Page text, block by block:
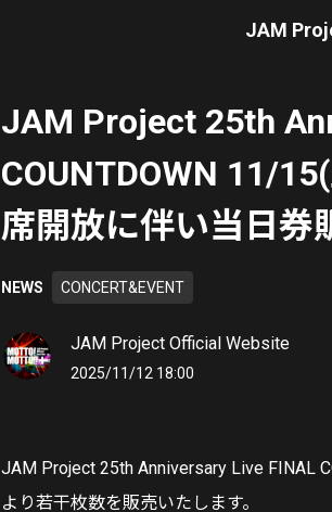
JAM
JAM Project 25th
COUNTDOWN 11/
席開放に伴い当日券
NEWS CONCERT&EVENT
JAM Project Official Website
2025/11/12 18:00
JAM Project 25th Anniversary Live FINAL
より若干枚数を販売いたします。